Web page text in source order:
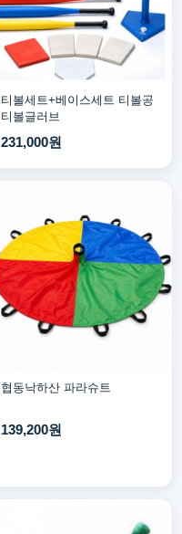
티볼세트+베이스세트 티볼공
티볼글러브
231,000원
협동낙하산 파라슈트
139,200원